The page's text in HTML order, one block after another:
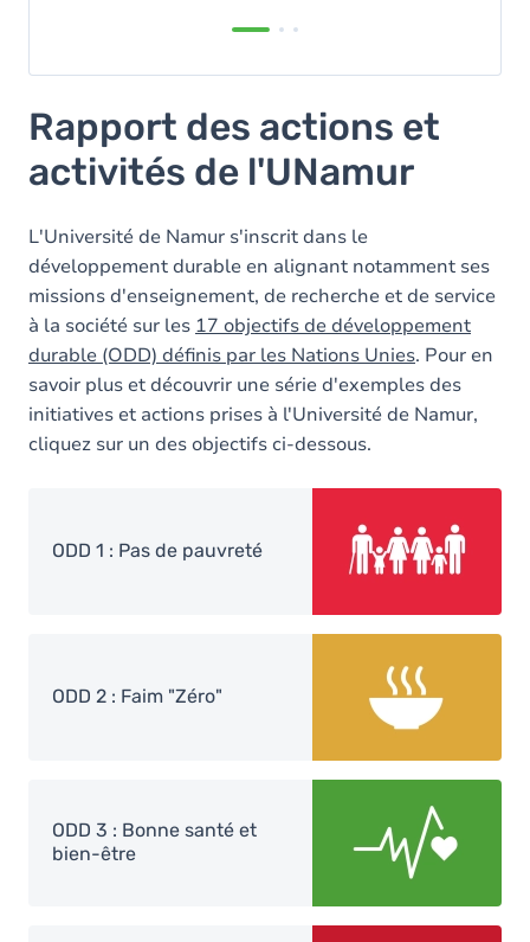
Rapport des actions et
activités de l'UNamur
L'Université de Namur s'inscrit dans le
développement durable en alignant notamment ses
missions d'enseignement, de recherche et de service
à la société sur les 17 objectifs de développement
durable (ODD) définis par les Nations Unies. Pour en
savoir plus et découvrir une série d'exemples des
initiatives et actions prises à l'Université de Namur,
cliquez sur un des objectifs ci-dessous.
ODD 1 : Pas de pauvreté
ODD 2 : Faim "Zéro"
ODD 3 : Bonne santé et
bien-être